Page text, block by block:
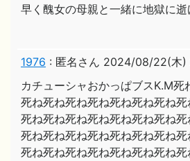
早く醜女の母親と一緒に地獄に逝
1976 : 匿名さん 2024/08/22(木)
カチューシャおかっぱブスK.M死
死ね死ね死ね死ね死ね死ね死ね
死ね死ね死ね死ね死ね死ね死ね
死ね死ね死ね死ね死ね死ね死ね
死ね死ね死ね死ね死ね死ね死ね